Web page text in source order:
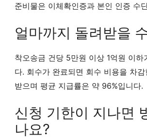
준비물은 이체확인증과 본인 인증 수
얼마까지 돌려받을
착오송금 건당 5만원 이상 1억원 이하
다. 회수가 완료되면 회수 비용을 차
받으며 평균 지급률은 약 96%입니다.
신청 기한이 지나면
나요?